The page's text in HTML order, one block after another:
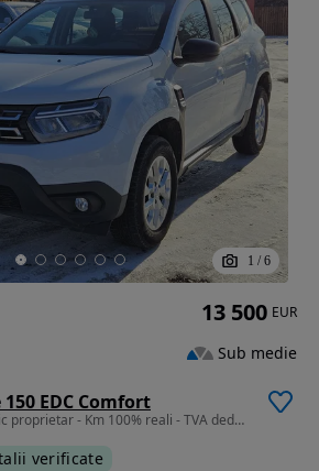
1 / 6
EDC Comfort
1332 cm3 • 150 CP • Unic proprietar - Km 100% reali - TVA deductibil
verificate
13 500 EUR
Sub medie